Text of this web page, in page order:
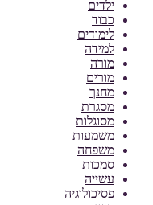
ילדים
כבוד
לימודים
למידה
מורה
מורים
מחנך
מסגרת
מסוגלות
משמעות
משפחה
סמכות
עשייה
פסיכולוגיה